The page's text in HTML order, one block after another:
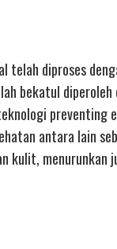
telah diproses
bekatul
antara lain
kulit, menurunkan